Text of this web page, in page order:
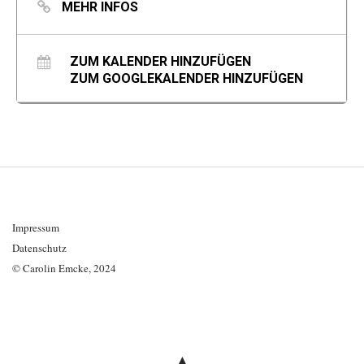
etwas ab, um, womöglich, dadurch die Räume zu öffnen für
(Carolin Emcke)
MEHR INFOS
ZUM KALENDER HINZUFÜGEN
ZUM GOOGLEKALENDER HINZUFÜGEN
Impressum
Datenschutz
© Carolin Emcke, 2024